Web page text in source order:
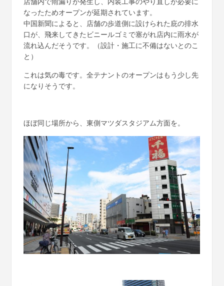
なったためオープンが延期されています。
中国新聞によると、店舗の歩道側に設けられた庇の排水
口が、飛来してきたビニールゴミで塞がれ店内に雨水が
流れ込んだそうです。（設計・施工に不備はないとのこ
と）
これは気の毒です。全テナントのオープンはもう少し先
になりそうです。
ほぼ同じ場所から、東側マツダスタジアム方面を。